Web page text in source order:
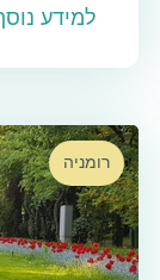
למידע
רומניה